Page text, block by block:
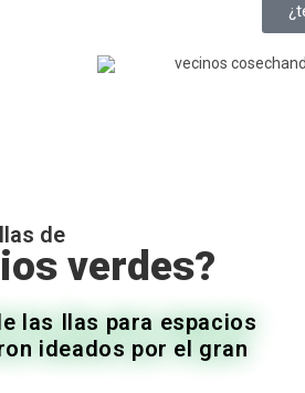
de
verdes?
las Ilas para espacios
ideados por el gran